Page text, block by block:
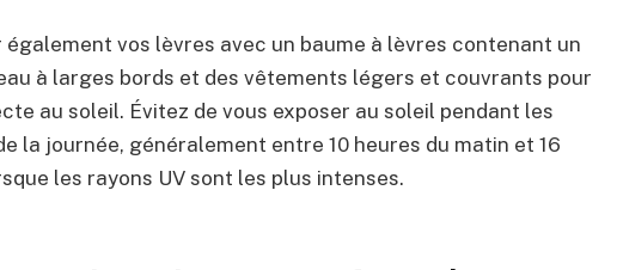
également vos lèvres avec un baume à lèvres contenant un
à larges bords et des vêtements légers et couvrants pour
au soleil. Évitez de vous exposer au soleil pendant les
la journée, généralement entre 10 heures du matin et 16
les rayons UV sont les plus intenses.